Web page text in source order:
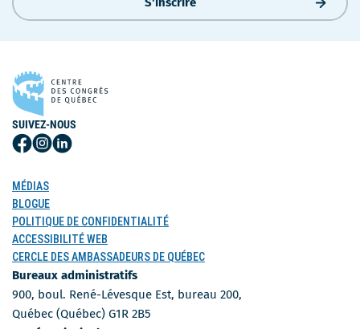
SUIVEZ-NOUS
Suivez-
sur
Facebook
Suivez-
Instagram
Suivez-
MÉDIAS
BLOGUE
POLITIQUE DE CONFIDENTIALITÉ
ACCESSIBILITÉ WEB
CERCLE DES AMBASSADEURS DE QUÉBEC
Bureaux administratifs
900, boul. René-Lévesque Est, bureau 200,
Québec (Québec) G1R 2B5